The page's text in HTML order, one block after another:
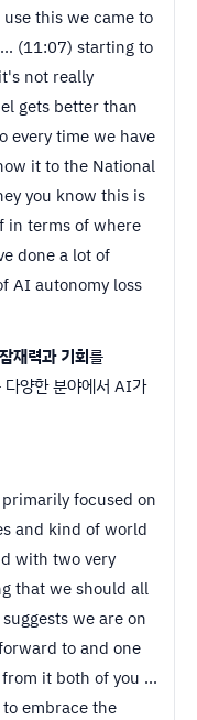
this we came to
(11:07) starting to
not really
gets better than
every time we have
it to the National
you know this is
in terms of where
done a lot of
AI autonomy loss
재력과 기회를
다양한 분야에서 AI가
focused on
and kind of world
with two very
that we should all
we are on
to and one
it both of you ...
embrace the